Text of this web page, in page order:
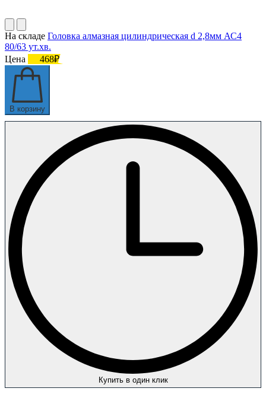
На складе Головка алмазная цилиндрическая d 2,8мм АС4
80/63 ут.хв.
Цена
468₽
В корзину
Купить в один клик